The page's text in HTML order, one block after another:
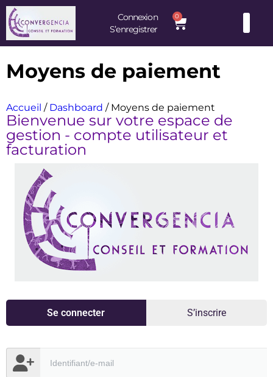
principal
Connexion
S’enregistrer
0
Moyens de paiement
Accueil / Dashboard / Moyens de paiement
Bienvenue sur votre espace de
gestion - compte utilisateur et
facturation
Se connecter S’inscrire